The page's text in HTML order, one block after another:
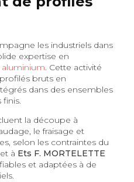
les industriels dans
expertise en
. Cette activité
bruts en
dans des ensembles
la découpe à
le fraisage et
selon les contraintes du
à Ets F. MORTELETTE
et adaptées à de